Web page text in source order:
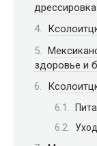
дрессировка
здоровье и